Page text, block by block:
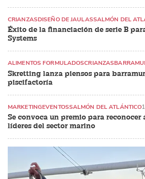
Éxito de la financiación de serie B
Systems
CRIANZASDISEÑO DE JAULASSALMÓN DEL
Skretting lanza piensos para
piscifactoría
ALIMENTOS FORMULADOSCRIANZAS
Se convoca un premio para reconocer
líderes del sector marino
MARKETINGEVENTOSSALMÓN DEL ATLÁNTICO